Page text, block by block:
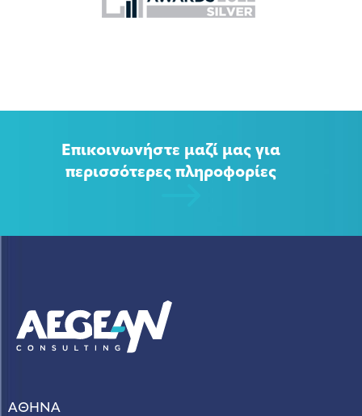
Επικοινωνήστε μαζί μας για
περισσότερες πληροφορίες
ΑΘΗΝΑ